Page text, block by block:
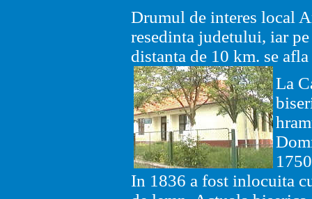
Drumul de interes local
resedinta judetului, iar pe
distanta de 10 km. se
La
In 1836 a fost inlocuita